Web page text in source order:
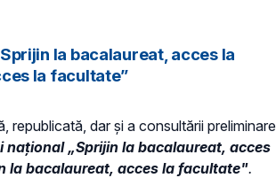
la bacalaureat, acces la
la facultate”
dar și a consultării preliminare
„Sprijin la bacalaureat, acces
la bacalaureat, acces la facultate".